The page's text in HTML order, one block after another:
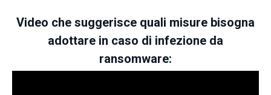
Video che suggerisce quali misure bisogna
adottare in caso di infezione da
ransomware: